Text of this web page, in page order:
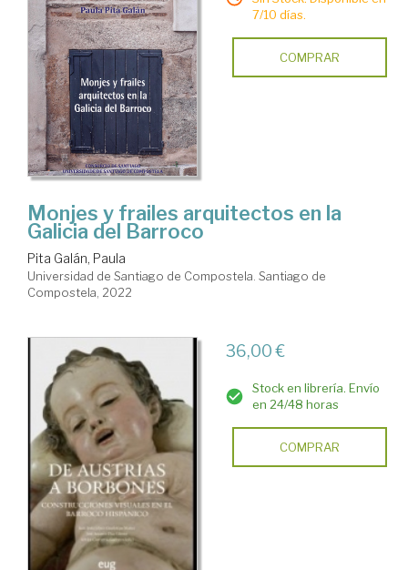
7/10 días.
COMPRAR
Monjes y frailes arquitectos en la
Galicia del Barroco
Pita Galán, Paula
Universidad de Santiago de Compostela. Santiago de
Compostela, 2022
36,00 €
Stock en librería. Envío
en 24/48 horas
COMPRAR